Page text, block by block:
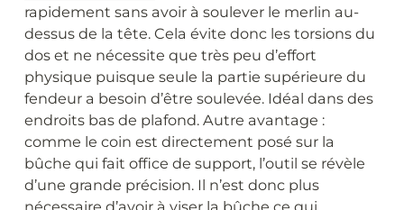
rapidement sans avoir à soulever le merlin au-
dessus de la tête. Cela évite donc les torsions du
dos et ne nécessite que très peu d’effort
physique puisque seule la partie supérieure du
fendeur a besoin d’être soulevée. Idéal dans des
endroits bas de plafond. Autre avantage :
comme le coin est directement posé sur la
bûche qui fait office de support, l’outil se révèle
d’une grande précision. Il n’est donc plus
nécessaire d’avoir à viser la bûche ce qui